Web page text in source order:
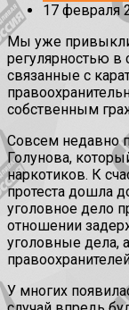
17 февраля
Мы уже привыкли
регулярностью в
связанные с
собственным
Совсем недавно
Голунова,
наркотиков. К
протеста дошла
уголовное дело
отношении
уголовные дела,
У многих